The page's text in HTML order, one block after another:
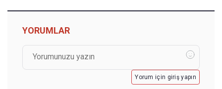
YORUMLAR
Yorum için giriş yapın